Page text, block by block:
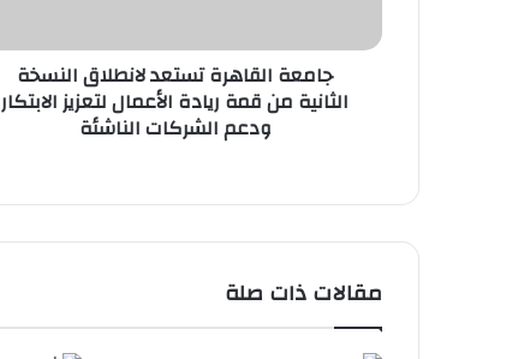
ريادة
لتعزيز
جامعة القاهرة تستعد لانطلاق النسخة
الثانية من قمة ريادة الأعمال لتعزيز الابتكار
ودعم الشركات الناشئة
مقالات ذات صلة